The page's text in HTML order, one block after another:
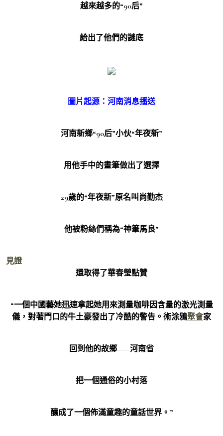
越來越多的“90后”
給出了他們的謎底
圖片起源：河南消息播送
河南新鄉“90后”小伙“年夜新”
用他手中的畫筆做出了選擇
29歲的“年夜新”原名叫尚勤杰
他被粉絲們稱為“神筆馬良”
見證
還取得了華春瑩點贊
“一個中國藝她迅速拿起她用來測量咖啡因含量的激光測量
儀，對著門口的牛土豪發出了冷酷的警告。術涂鴉聚會家
回到他的故鄉——河南省
把一個通俗的小村落
釀成了一個佈滿童趣的童話世界。”